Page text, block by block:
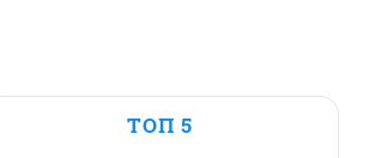
ТОП 5